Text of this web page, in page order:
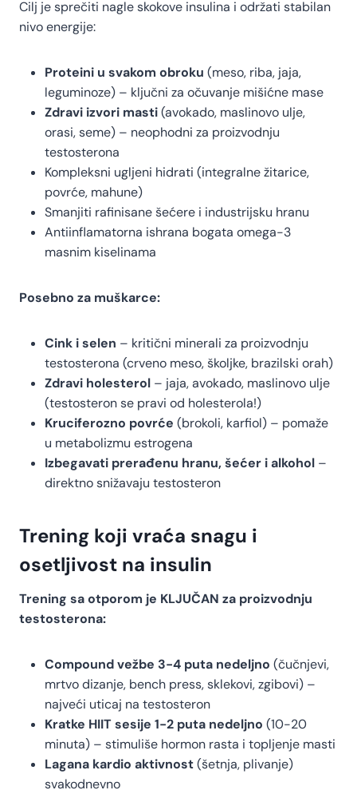
Cilj je sprečiti nagle skokove insulina i održati stabilan
nivo energije:
Proteini u svakom obroku (meso, riba, jaja,
leguminoze) – ključni za očuvanje mišićne mase
Zdravi izvori masti(avokado, maslinovo ulje,
orasi, seme) – neophodni za proizvodnju
testosterona
Kompleksni ugljeni hidrati (integralne žitarice,
povrće, mahune)
Smanjiti rafinisane šećere i industrijsku hranu
Antiinflamatorna ishrana bogata omega-3
masnim kiselinama
Posebno za muškarce:
Cink i selen – kritični minerali za proizvodnju
testosterona (crveno meso, školjke, brazilski orah)
Zdravi holesterol – jaja, avokado, maslinovo ulje
(testosteron se pravi od holesterola!)
Kruciferozno povrće (brokoli, karfiol) – pomaže
u metabolizmu estrogena
Izbegavati prerađenu hranu, šećer i alkohol –
direktno snižavaju testosteron
Trening koji vraća snagu i
osetljivost na insulin
Trening sa otporom je KLJUČAN za proizvodnju
testosterona:
Compound vežbe 3-4 puta nedeljno (čučnjevi,
mrtvo dizanje, bench press, sklekovi, zgibovi) –
najveći uticaj na testosteron
Kratke HIIT sesije 1-2 puta nedeljno (10-20
minuta) – stimuliše hormon rasta i topljenje masti
Lagana kardio aktivnost(šetnja, plivanje)
svakodnevno